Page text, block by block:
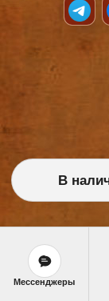
Согласие
В
Мессенджеры